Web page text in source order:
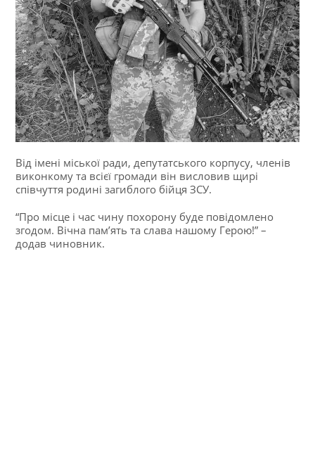
Від імені міської ради, депутатського корпусу, членів
виконкому та всієї громади він висловив щирі
співчуття родині загиблого бійця ЗСУ.
“Про місце і час чину похорону буде повідомлено
згодом. Вічна пам’ять та слава нашому Герою!” –
додав чиновник.